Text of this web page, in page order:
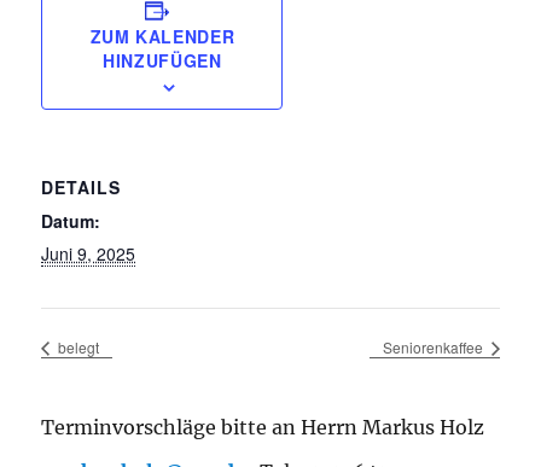
ZUM KALENDER
HINZUFÜGEN
DETAILS
Datum:
Juni 9, 2025
belegt Seniorenkaffee
Terminvorschläge bitte an Herrn Markus Holz